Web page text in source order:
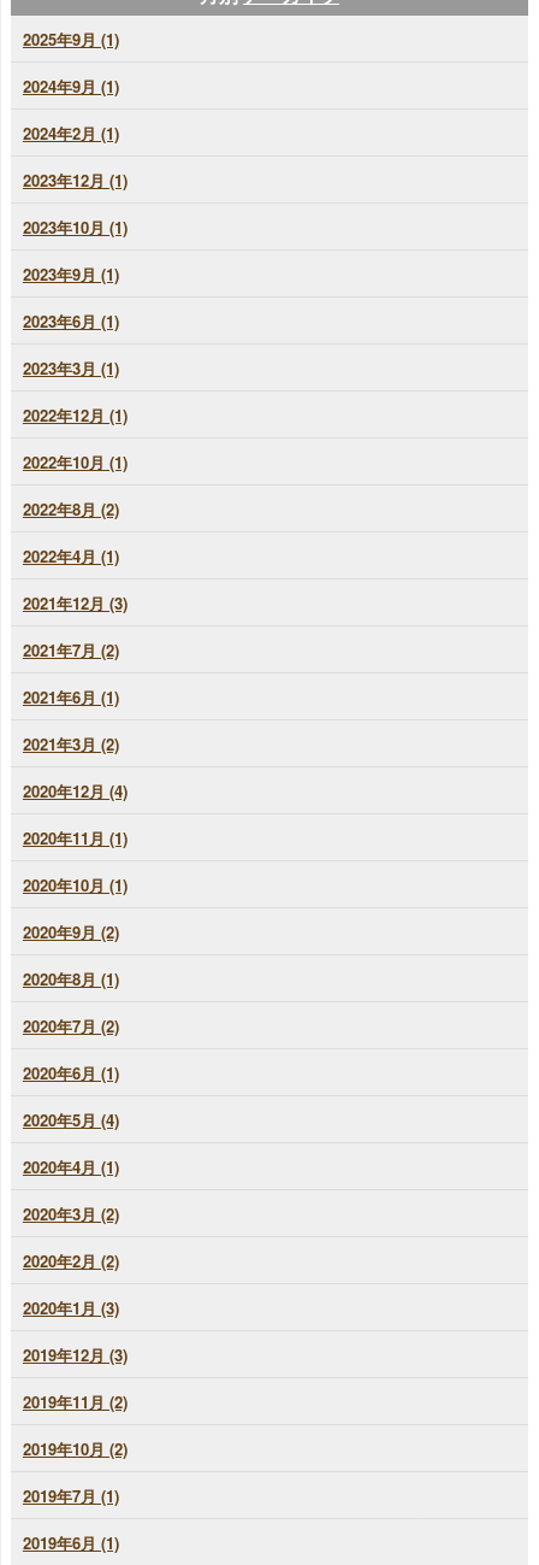
2025年9月 (1)
2024年9月 (1)
2024年2月 (1)
2023年12月 (1)
2023年10月 (1)
2023年9月 (1)
2023年6月 (1)
2023年3月 (1)
2022年12月 (1)
2022年10月 (1)
2022年8月 (2)
2022年4月 (1)
2021年12月 (3)
2021年7月 (2)
2021年6月 (1)
2021年3月 (2)
2020年12月 (4)
2020年11月 (1)
2020年10月 (1)
2020年9月 (2)
2020年8月 (1)
2020年7月 (2)
2020年6月 (1)
2020年5月 (4)
2020年4月 (1)
2020年3月 (2)
2020年2月 (2)
2020年1月 (3)
2019年12月 (3)
2019年11月 (2)
2019年10月 (2)
2019年7月 (1)
2019年6月 (1)